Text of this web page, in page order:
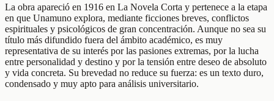
La obra apareció en 1916 en La Novela Corta y pertenece a la etapa
en que Unamuno explora, mediante ficciones breves, conflictos
espirituales y psicológicos de gran concentración. Aunque no sea su
título más difundido fuera del ámbito académico, es muy
representativa de su interés por las pasiones extremas, por la lucha
entre personalidad y destino y por la tensión entre deseo de absoluto
y vida concreta. Su brevedad no reduce su fuerza: es un texto duro,
condensado y muy apto para análisis universitario.